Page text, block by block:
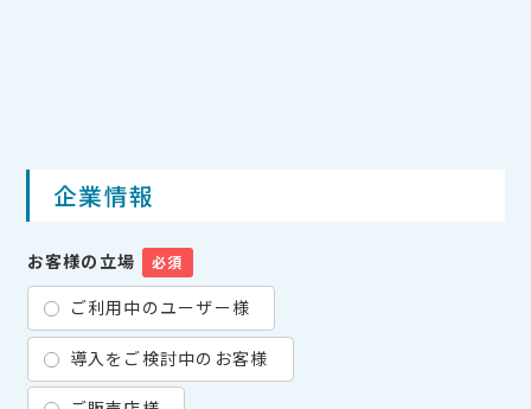
企業情報
お客様の立場 必須
ご利用中のユーザー様
導入をご検討中のお客様